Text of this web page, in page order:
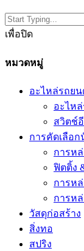
เพื่อปิด
หมวดหมู่
อะไหล่รถย
อะไห
สวิตช์
การคัดเลือก
การห
ฟิตติ้ง
การห
การห
วัสดุก่อสร้าง
สิ่งทอ
สปริง